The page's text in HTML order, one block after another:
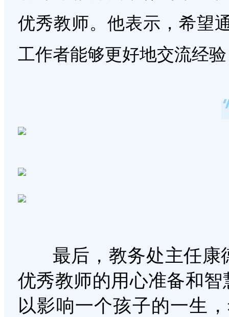
优秀教师。他表示，希望
工作者能够更好地交流经
最后，教务处主任康
优秀教师的用心准备和
以影响一个孩子的一生